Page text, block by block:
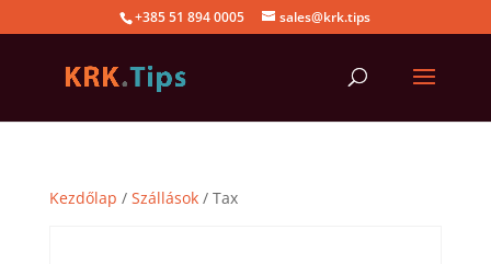
+385 51 894 0005 sales@krk.tips
Kezdőlap / Szállások/ Tax